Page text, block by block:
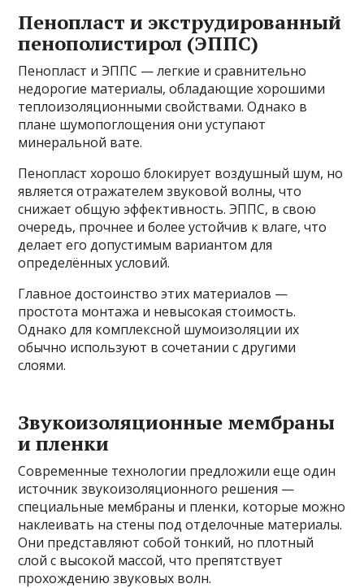
Пенопласт и экструдированный
пенополистирол (ЭППС)
Пенопласт и ЭППС — легкие и сравнительно
недорогие материалы, обладающие хорошими
теплоизоляционными свойствами. Однако в
плане шумопоглощения они уступают
минеральной вате.
Пенопласт хорошо блокирует воздушный шум, но
является отражателем звуковой волны, что
снижает общую эффективность. ЭППС, в свою
очередь, прочнее и более устойчив к влаге, что
делает его допустимым вариантом для
определённых условий.
Главное достоинство этих материалов —
простота монтажа и невысокая стоимость.
Однако для комплексной шумоизоляции их
обычно используют в сочетании с другими
слоями.
Звукоизоляционные мембраны
и пленки
Современные технологии предложили еще один
источник звукоизоляционного решения —
специальные мембраны и пленки, которые можно
наклеивать на стены под отделочные материалы.
Они представляют собой тонкий, но плотный
слой с высокой массой, что препятствует
прохождению звуковых волн.